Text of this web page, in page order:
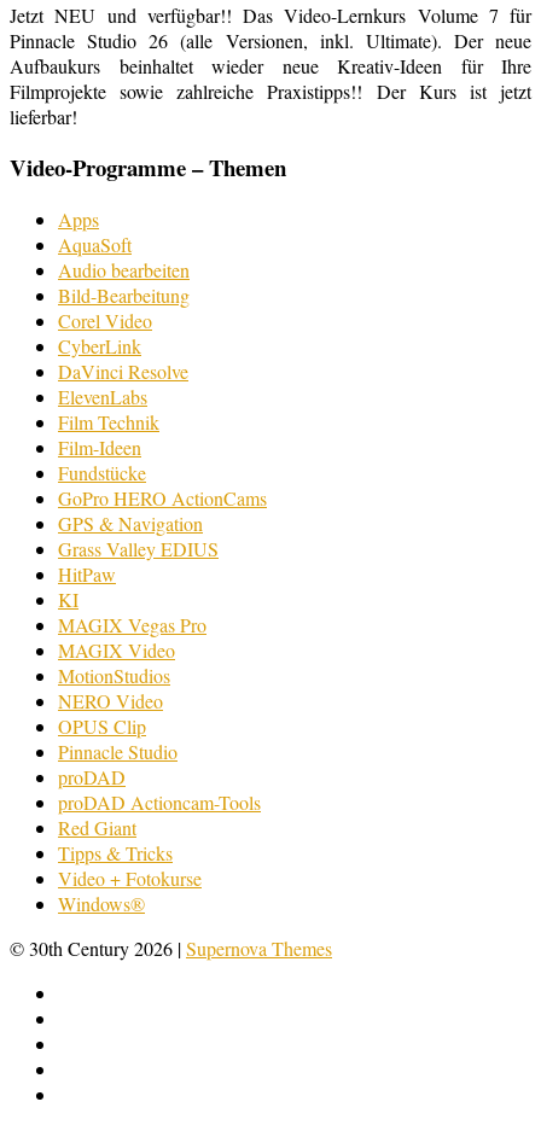
Jetzt NEU und verfügbar!! Das Video-Lernkurs Volume 7 für
Pinnacle Studio 26 (alle Versionen, inkl. Ultimate). Der neue
Aufbaukurs beinhaltet wieder neue Kreativ-Ideen für Ihre
Filmprojekte sowie zahlreiche Praxistipps!! Der Kurs ist jetzt
lieferbar!
Video-Programme – Themen
Apps
AquaSoft
Audio bearbeiten
Bild-Bearbeitung
Corel Video
CyberLink
DaVinci Resolve
ElevenLabs
Film Technik
Film-Ideen
Fundstücke
GoPro HERO ActionCams
GPS & Navigation
Grass Valley EDIUS
HitPaw
KI
MAGIX Vegas Pro
MAGIX Video
MotionStudios
NERO Video
OPUS Clip
Pinnacle Studio
proDAD
proDAD Actioncam-Tools
Red Giant
Tipps & Tricks
Video + Fotokurse
Windows®
© 30th Century 2026 |Supernova Themes